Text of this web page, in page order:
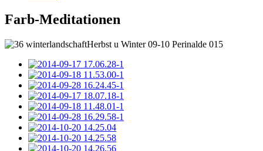
Farb-Meditationen